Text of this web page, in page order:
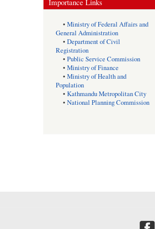
• Ministry of Federal Affairs and
General Administration
• Department of Civil
Registration
• Public Service Commission
• Ministry of Finance
• Ministry of Health and
Population
• Kathmandu Metropolitan City
• National Planning Commission